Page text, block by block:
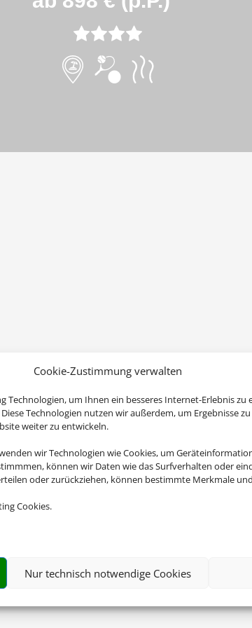
Cookie-Zustimmung verwalten
Technologien, um Ihnen ein besseres Internet-Erlebnis zu
Technologien nutzen wir außerdem, um Ergebnisse
weiter zu entwickeln.
wir Technologien wie Cookies, um
können wir Daten wie das Surfverhalten oder
oder zurückziehen, können bestimmte Merkmale
Cookies.
Nur technisch notwendige Cookies